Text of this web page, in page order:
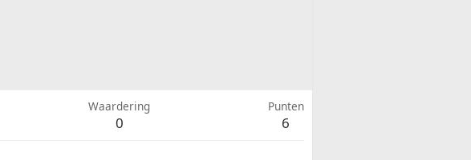
Waardering
0
Punten
6